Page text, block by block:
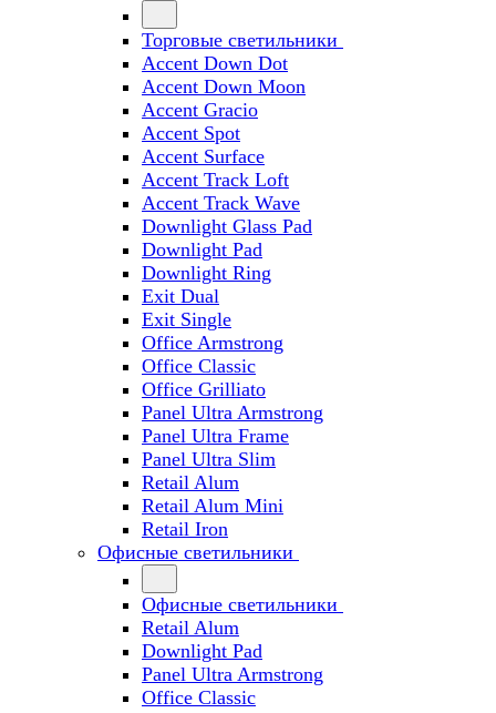
Торговые светильники
Accent Down Dot
Accent Down Moon
Accent Gracio
Accent Spot
Accent Surface
Accent Track Loft
Accent Track Wave
Downlight Glass Pad
Downlight Pad
Downlight Ring
Exit Dual
Exit Single
Office Armstrong
Office Classic
Office Grilliato
Panel Ultra Armstrong
Panel Ultra Frame
Panel Ultra Slim
Retail Alum
Retail Alum Mini
Retail Iron
Офисные светильники
Офисные светильники
Retail Alum
Downlight Pad
Panel Ultra Armstrong
Office Classic